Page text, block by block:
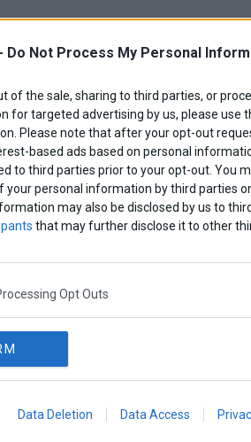
Do Not Process My Personal
of the sale, sharing to third parties, or
for targeted advertising by us, please use
Please note that after your opt-out
based ads based on personal
to third parties prior to your opt-out. You
personal information by third parties
may also be disclosed by us to
that may further disclose it to other
Opt Outs
Data Deletion Data Access